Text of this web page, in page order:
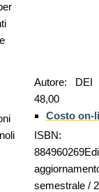
Autore:
48,00
Costo on-
ISBN:
semestrale /